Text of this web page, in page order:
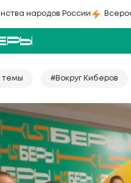
народов России
темы #Вокруг Киберов